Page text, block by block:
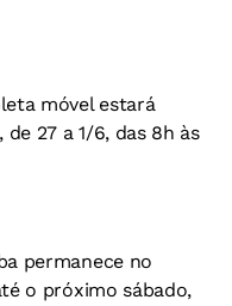
móvel estará
27 a 1/6, das 8h às
permanece no
o próximo sábado,